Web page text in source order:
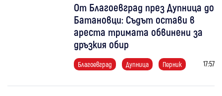
От Благоевград през Дупница до
Батановци: Съдът остави в
ареста тримата обвинени за
дръзкия обир
Благоевград Дупница Перник 17:57